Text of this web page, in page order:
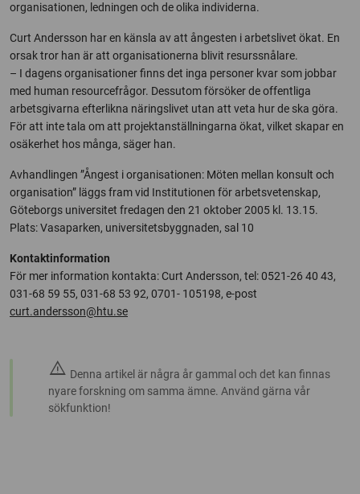
organisationen, ledningen och de olika individerna.
Curt Andersson har en känsla av att ångesten i arbetslivet ökat. En
orsak tror han är att organisationerna blivit resurssnålare.
– I dagens organisationer finns det inga personer kvar som jobbar
med human resourcefrågor. Dessutom försöker de offentliga
arbetsgivarna efterlikna näringslivet utan att veta hur de ska göra.
För att inte tala om att projektanställningarna ökat, vilket skapar en
osäkerhet hos många, säger han.
Avhandlingen ”Ångest i organisationen: Möten mellan konsult och
organisation” läggs fram vid Institutionen för arbetsvetenskap,
Göteborgs universitet fredagen den 21 oktober 2005 kl. 13.15.
Plats: Vasaparken, universitetsbyggnaden, sal 10
Kontaktinformation
För mer information kontakta: Curt Andersson, tel: 0521-26 40 43,
031-68 59 55, 031-68 53 92, 0701- 105198, e-post
curt.andersson@htu.se
warning Denna artikel är några år gammal och det kan finnas
nyare forskning om samma ämne. Använd gärna vår
sökfunktion!